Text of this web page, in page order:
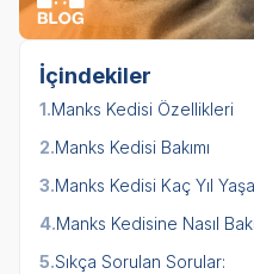
İçindekiler
1.Manks Kedisi Özellikleri
2.Manks Kedisi Bakımı
3.Manks Kedisi Kaç Yıl
4.Manks Kedisine Nasıl
5.Sıkça Sorulan Sorular: